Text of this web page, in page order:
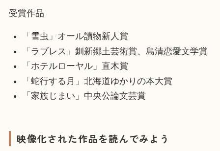
受賞作品
「雪虫」オール讀物新人賞
「ラブレス」釧新郷土芸術賞、島清恋愛文学賞
「ホテルローヤル」直木賞
「蛇行する月」北海道ゆかりの本大賞
「家族じまい」中央公論文芸賞
映像化された作品を読んでみよう